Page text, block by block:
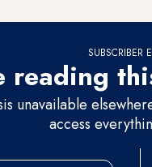
SUBSCRIBER
reading
unavailable
access